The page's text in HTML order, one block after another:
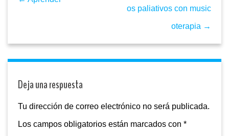
os paliativos con music
oterapia →
Deja una respuesta
Tu dirección de correo electrónico no será publicada.
Los campos obligatorios están marcados con *